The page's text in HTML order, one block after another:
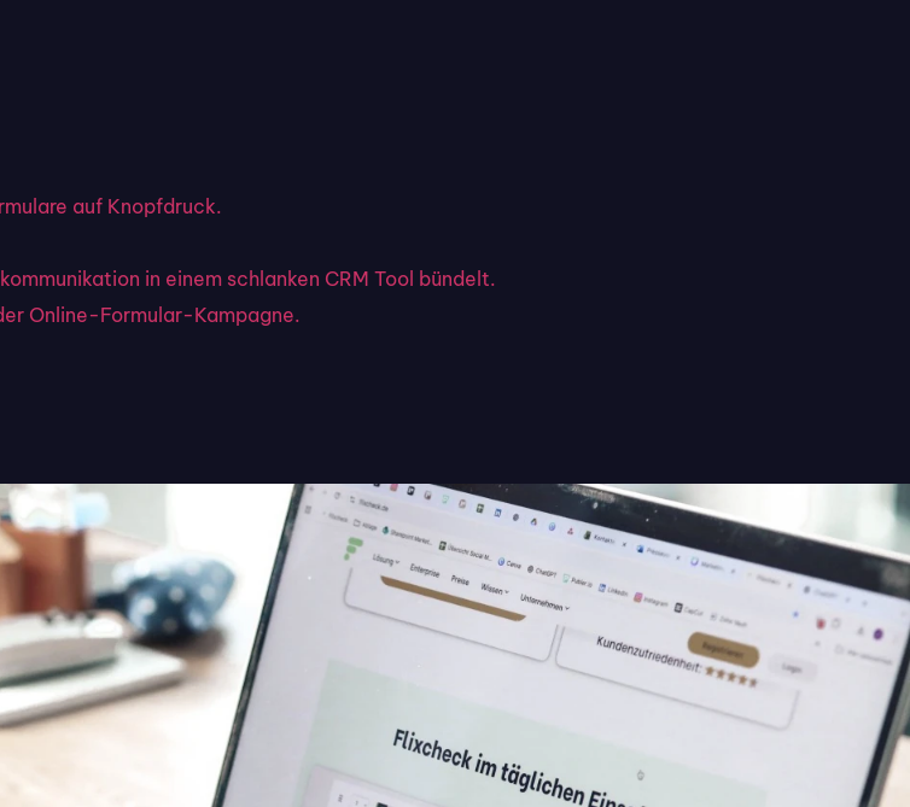
auf Knopfdruck.
in einem schlanken CRM Tool bündelt.
Online-Formular-Kampagne.
im Überblick
Markt verfügbar, oder nicht bezahlbar. Zuwanderung
häufig an zu viel Bürokratie. Aufgrund der hohen
haben Anbieter verschiedene Low-Code-Plattformen